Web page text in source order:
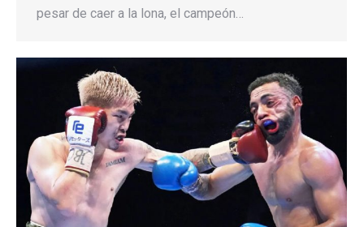
pesar de caer a la lona, el campeón…